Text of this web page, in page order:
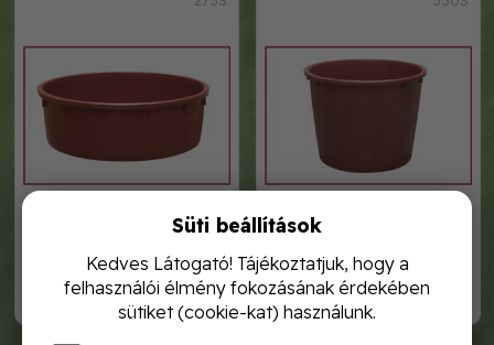
16 490,-
275 literes szüretelő kád
17 990,-
350 literes szüretelő kád
Süti beállítások
Kedves Látogató! Tájékoztatjuk, hogy a
felhasználói élmény fokozásának érdekében
sütiket (cookie-kat) használunk.